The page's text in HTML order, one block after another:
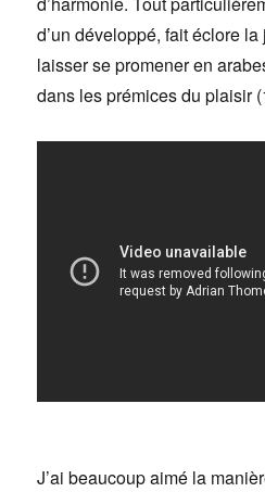
d’un développé, fait éclore
laisser se promener en
dans les prémices du plaisir
J’ai beaucoup aimé la